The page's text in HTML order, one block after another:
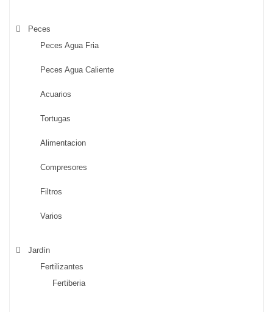
Peces
Peces Agua Fria
Peces Agua Caliente
Acuarios
Tortugas
Alimentacion
Compresores
Filtros
Varios
Jardín
Fertilizantes
Fertiberia